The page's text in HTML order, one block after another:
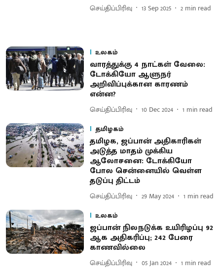
செய்திப்பிரிவு 13 Sep 2025 2 min read
உலகம்
வாரத்துக்கு 4 நாட்கள் வேலை:
டோக்கியோ ஆளுநர்
அறிவிப்புக்கான காரணம்
என்ன?
செய்திப்பிரிவு 10 Dec 2024 1 min read
தமிழகம்
தமிழக, ஜப்பான் அதிகாரிகள்
அடுத்த மாதம் முக்கிய
ஆலோசனை: டோக்கியோ
போல சென்னையில் வெள்ள
தடுப்பு திட்டம்
செய்திப்பிரிவு 29 May 2024 1 min read
உலகம்
ஜப்பான் நிலநடுக்க உயிரிழப்பு 92
ஆக அதிகரிப்பு; 242 பேரை
காணவில்லை
செய்திப்பிரிவு 05 Jan 2024 1 min read